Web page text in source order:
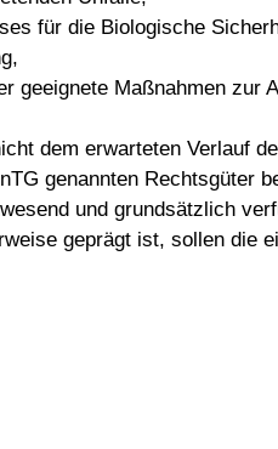
für die Biologische
geeignete Maßnahmen zur
dem erwarteten Verlauf
genannten Rechtsgüter
und grundsätzlich
geprägt ist, sollen die